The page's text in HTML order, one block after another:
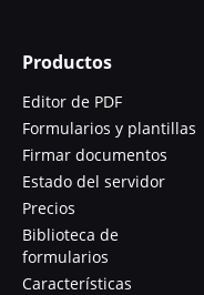
Productos
Editor de PDF
Formularios y plantillas
Firmar documentos
Estado del servidor
Precios
Biblioteca de
formularios
Características